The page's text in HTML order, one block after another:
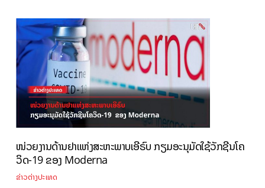
ໜ່ວຍງານດ້ານຢາແຫ່ງສະຫະພາບເອີຣົບ ກຽມອະນຸມັດໃຊ້ວັກຊີນໂຄ
ວິດ-19 ຂອງ Moderna
ຂ່າວຕ່າງປະເທດ